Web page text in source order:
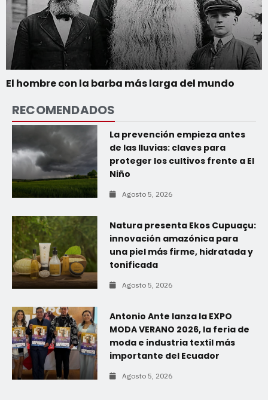
El hombre con la barba más larga del mundo
RECOMENDADOS
La prevención empieza antes
de las lluvias: claves para
proteger los cultivos frente a El
Niño
Agosto 5, 2026
Natura presenta Ekos Cupuaçu:
innovación amazónica para
una piel más firme, hidratada y
tonificada
Agosto 5, 2026
Antonio Ante lanza la EXPO
MODA VERANO 2026, la feria de
moda e industria textil más
importante del Ecuador
Agosto 5, 2026